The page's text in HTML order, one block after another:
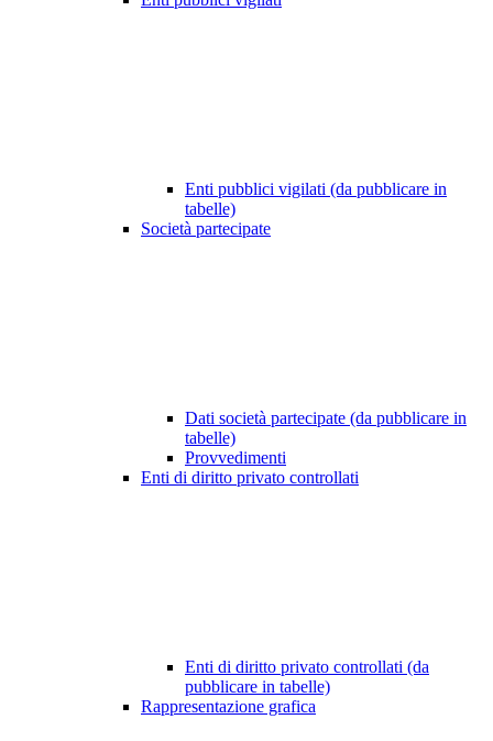
Enti pubblici vigilati (da pubblicare in
tabelle)
Società partecipate
Dati società partecipate (da pubblicare in
tabelle)
Provvedimenti
Enti di diritto privato controllati
Enti di diritto privato controllati (da
pubblicare in tabelle)
Rappresentazione grafica